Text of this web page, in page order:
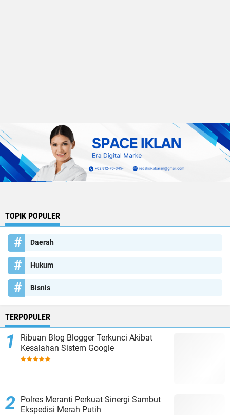
TOPIK POPULER
Daerah
Hukum
Bisnis
TERPOPULER
Ribuan Blog Blogger Terkunci Akibat
Kesalahan Sistem Google
Polres Meranti Perkuat Sinergi Sambut
Ekspedisi Merah Putih